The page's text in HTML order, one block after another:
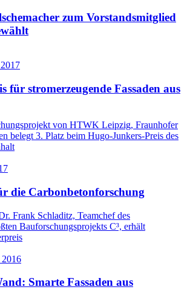
zum Vorstandsmitglied
für stromerzeugende Fassaden aus
von HTWK Leipzig, Fraunhofer
belegt 3. Platz beim Hugo-Junkers-Preis des
die Carbonbetonforschung
Frank Schladitz, Teamchef des
Bauforschungsprojekts C³, erhält
Smarte Fassaden aus